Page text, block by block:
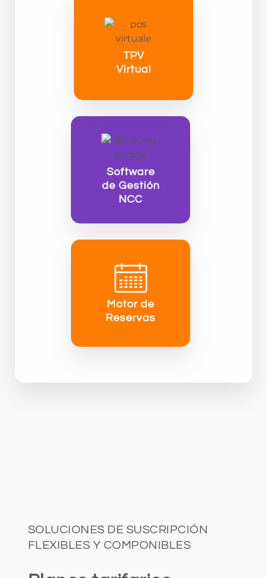
Software
de Gestión
NCC
Motor de
Reservas
TPV
Virtual
SOLUCIONES DE SUSCRIPCIÓN
FLEXIBLES Y COMPONIBLES